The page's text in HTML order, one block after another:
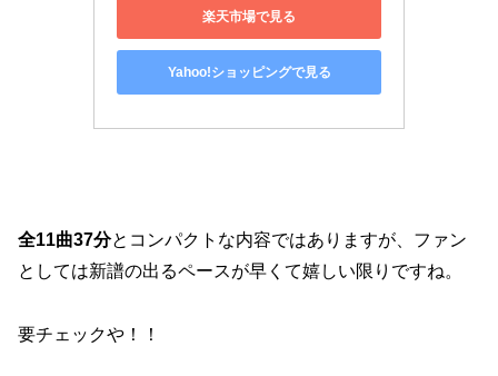
楽天市場で見る
Yahoo!ショッピングで見る
全11曲37分とコンパクトな内容ではありますが、ファン
としては新譜の出るペースが早くて嬉しい限りですね。
要チェックや！！